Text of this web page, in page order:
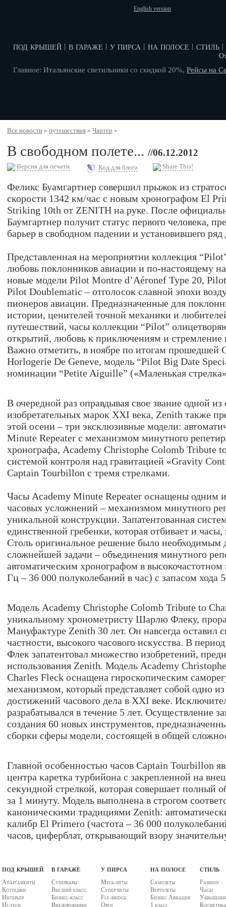
English version
под крышей в гараже у пирса на полосе стиль
Главное: Итальянские светильники со скидкой 20%, Рейсы на
Все новости » путешествия » Чартер »
В свободном полете... //06.12.2012
Версия для печати Код для блога Share This!
Феликс Буамгартнер совершил прыжок из
скорости 1342 км/час с новым хронографом El
Striking 10th от ZENITH на руке. После
Баумгартнер получит статус первого человека,
барьер в свободном падении и установившего ряд
Представленная на мероприятии коллекция
любовь поклонников авиации и по-настоящему
новые модели Pilot Montre d’Aéronef Type 20,
Pilot Doublematic – отголосок славной эпохи
пионеров авиации. Предназначенные для
истории, ценителей точной механики и
путешествий, часы коллекции “Pilot”
открытий, любовь к приключениям и стремление
Важно отметить, в ноябре по итогам прошедшей
Horlogerie De Geneve, модель “Pilot Big Date
номинации “Petite Aiguille” («Маленькая
В очередной раз оправдывая свое звание одной
изобретательных марок XXI века, Zenith также
этой осени – три эксклюзивные модели:
Minute Repeater с механизмом минутного
хронографа, Academy Christophe Colomb Tribute
системой контроля над гравитацией «Gravity
Captain Tourbillon с тремя стрелками.
Часы Academy Minute Repeater оснащены одним
часовых усложнений – механизмом минутного
уникальной конструкции. Запатентованная
единственной гребенки, которая отбивает и
Столь оригинальное решение было необходимым
сложнейшей задачи – объединения минутного
автоматическим хронографом в высокочастотном
Гц – 36 000 полуколебаний в час) с запасом хода
Модель Academy Christophe Colomb Tribute to
уникальному хронометристу Шарлю Флеку,
Мануфактуре Zenith 30 лет. Он навсегда оставил
частности, высокого часового искусства. В
Флек запатентовал множество изобретений,
использования Zenith. Модель Academy
Charles Fleck оснащена гироскопическим
механизмом, который представляет собой одно
достижений часового дела в XXI веке.
разрабатывался в течение 5 лет. Осуществление
создания 60 новых инструментов,
сборки сферы модели, состоящей в общей
Главной особенностью часов Captain Tourbillon
центра каретка турбийона с закрепленной на
секундной стрелкой, которая совершает полный
за 1 минуту. Модель выполнена в строгом
каноническими традициями Zenith:
калибр El Primero (частота – 36 000
часов, циферблат, открывающий взору
под крышей
Апартаменты
Коттеджи
Интерьер
Hi-tech
в гараже
Суперкары
Высший класс
Бизнес-класс
Внедорожники
у пирса
Мега-яхты
Супер яхты
Fly-bridge
Open
на полосе
Самолеты
Вертолеты
Бизнес Авиация
1 класс
стиль
Fashion
Часы